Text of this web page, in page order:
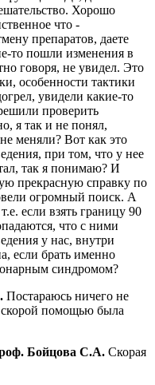
Хорошо
что -
препаратов, даете
то пошли изменения в
говоря, не увидел. Это
особенности тактики
увидели какие-то
проверить
я так и не понял,
меняли? Вот как это
при том, что у нее
так я понимаю? И
прекрасную справку по
огромный поиск. А
если взять границу 90
что с ними
у нас, внутри
если брать именно
синдромом?
Постараюсь ничего не
скорой помощью была
Бойцова С.А. Скорая